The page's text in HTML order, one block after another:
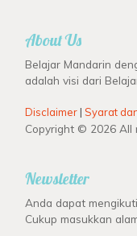
About Us
Belajar Mandarin
adalah visi dari
Disclaimer | Syarat
Copyright © 2026 All
Newsletter
Anda dapat
Cukup masukkan